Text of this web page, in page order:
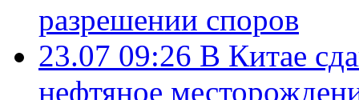
разрешении споров
23.07 09:26 В Китае
нефтяное